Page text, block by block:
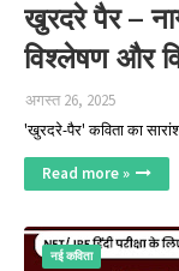
खुरदरे पैर –
विश्लेषण और
अगस्त 26, 2025
'खुरदरे-पैर' कविता का
Read more »
नई कविता